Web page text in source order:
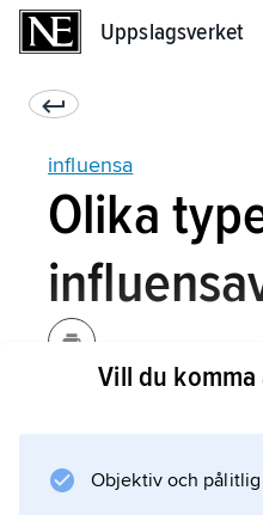
Uppslagsverket
influensa
Olika
Det förklarar varför
influensa utan kan få
Vill du
Objektiv och pålitlig